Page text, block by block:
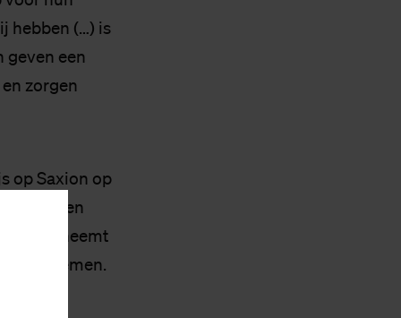
hebben (…) is
geven een
zorgen
op Saxion op
verlengen
Je neemt
kunt nemen.